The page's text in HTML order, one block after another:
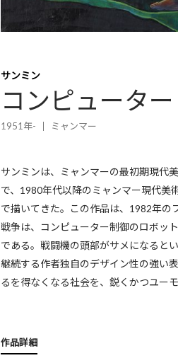
サンミン
コンピュータ
1951年- ミャンマー
サンミンは、ミャンマーの最初期現代
で、1980年代以降のミャンマー現代美
で描いてきた。この作品は、1982年の
戦争は、コンピューター制御のロボッ
である。戦闘機の頭部がサメになると
継続する作者独自のデザイン性の強い
るを得なくなる社会を、鋭くかつユー
作品詳細